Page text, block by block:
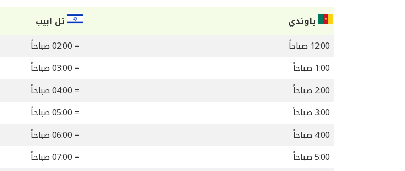
ياوندي
تل ابيب
12:00 صباحاً
= 02:00 صباحاً
1:00 صباحاً
= 03:00 صباحاً
2:00 صباحاً
= 04:00 صباحاً
3:00 صباحاً
= 05:00 صباحاً
4:00 صباحاً
= 06:00 صباحاً
5:00 صباحاً
= 07:00 صباحاً